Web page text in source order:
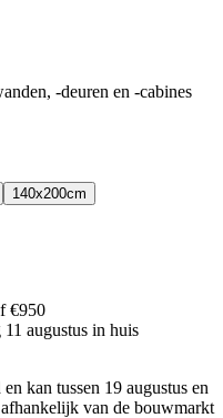
-deuren en -cabines
140x200cm
€950
augustus in huis
kan tussen 19 augustus en
van de bouwmarkt